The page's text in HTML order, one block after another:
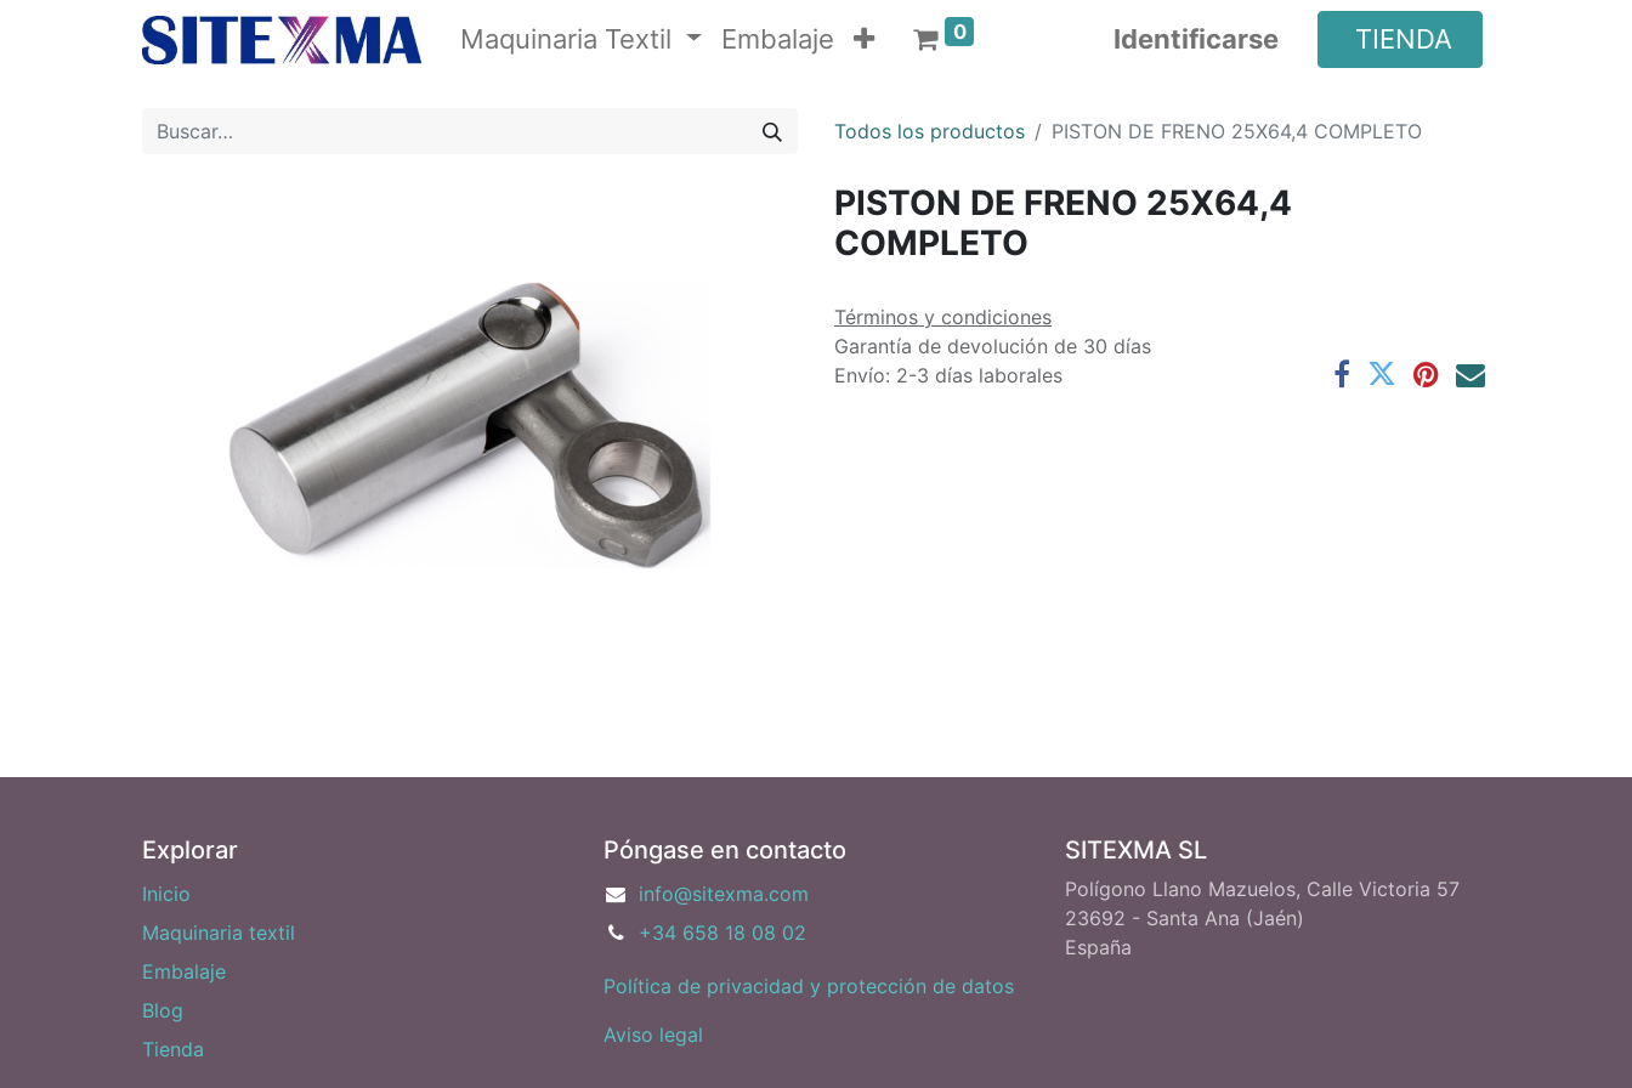
Maquinaria Textil Embalaje 0 Identificarse TIENDA
Todos los productos PISTON DE FRENO 25X64,4 COMPLETO
PISTON DE FRENO 25X64,4
COMPLETO
Términos y condiciones
Garantía de devolución de 30 días
Envío: 2-3 días laborales
Explorar
Inicio
Maquinaria textil
Embalaje
Blog
Tienda
Póngase en contacto
info@sitexma.com
+34 658 18 08 02
Política de privacidad y protección de datos
Aviso legal
SITEXMA SL
Polígono Llano Mazuelos, Calle Victoria 57
23692 - Santa Ana (Jaén)
España